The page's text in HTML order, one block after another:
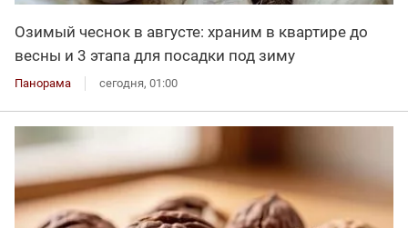
Озимый чеснок в августе: храним в квартире до
весны и 3 этапа для посадки под зиму
Панорама сегодня, 01:00